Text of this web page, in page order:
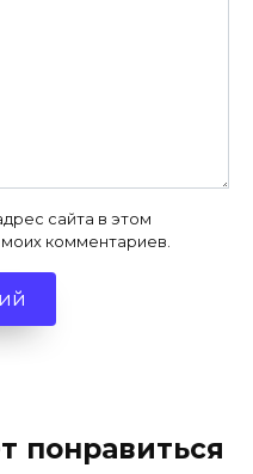
сайта в этом
комментариев.
понравиться